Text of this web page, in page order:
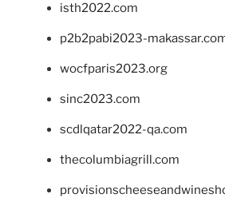
isth2022.com
p2b2pabi2023-
wocfparis2023.org
sinc2023.com
scdlqatar2022-qa.com
thecolumbiagrill.com